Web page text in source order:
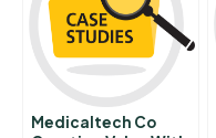
Medicaltech Co